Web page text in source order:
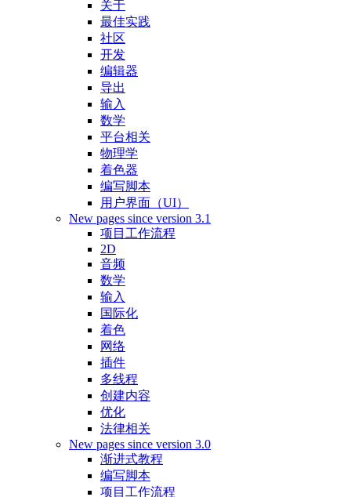
关于
最佳实践
社区
开发
编辑器
导出
输入
数学
平台相关
物理学
着色器
编写脚本
用户界面（UI）
New pages since version 3.1
项目工作流程
2D
音频
数学
输入
国际化
着色
网络
插件
多线程
创建内容
优化
法律相关
New pages since version 3.0
渐进式教程
编写脚本
项目工作流程